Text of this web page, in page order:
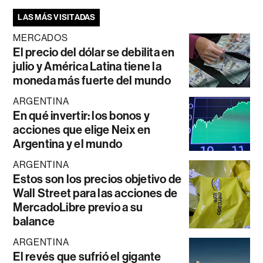
LAS MÁS VISITADAS
MERCADOS
El precio del dólar se debilita en
julio y América Latina tiene la
moneda más fuerte del mundo
ARGENTINA
En qué invertir: los bonos y
acciones que elige Neix en
Argentina y el mundo
ARGENTINA
Estos son los precios objetivo de
Wall Street para las acciones de
MercadoLibre previo a su
balance
ARGENTINA
El revés que sufrió el gigante